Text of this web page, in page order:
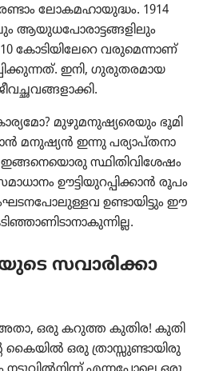
ലോക​മ​ഹാ​യു​ദ്ധം. 1914
ആയുധ​പോ​രാ​ട്ട​ങ്ങ​ളി​ലും
കോടി​യി​ലേറെ വരു​മെ​ന്നാണ്‌
ഇനി, ഗുരു​ത​ര​മായ
മുഴു​മ​നു​ഷ്യ​രെ​യും ഭൂമി​
മനുഷ്യൻ ഇന്നു പര്യാ​പ്‌ത​നാ​
സ്ഥിതി​വി​ശേഷം
ഊട്ടി​യു​റ​പ്പി​ക്കാൻ രൂപം​
ഉണ്ടായി​ട്ടും ഈ
സവാരി​ക്കാ​
ഒരു കറുത്ത കുതിര! കുതി​
കൈയിൽ ഒരു ത്രാസ്സു​ണ്ടാ​യി​രു​